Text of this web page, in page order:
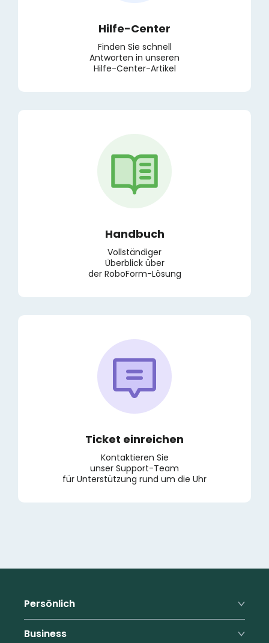
Hilfe-Center
Finden Sie schnell
Antworten in unseren
Hilfe-Center-Artikel
Handbuch
Vollständiger
Überblick über
der RoboForm-Lösung
Ticket einreichen
Kontaktieren Sie
unser Support-Team
für Unterstützung rund um die Uhr
Persönlich
Premium
Business